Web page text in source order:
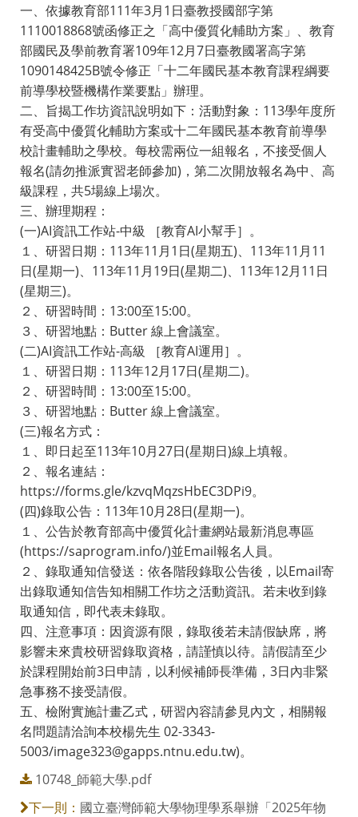
一、依據教育部111年3月1日臺教授國部字第
1110018868號函修正之「高中優質化輔助方案」、教育
部國民及學前教育署109年12月7日臺教國署高字第
1090148425B號令修正「十二年國民基本教育課程綱要
前導學校暨機構作業要點」辦理。
二、旨揭工作坊資訊說明如下：活動對象：113學年度所
有受高中優質化輔助方案或十二年國民基本教育前導學
校計畫輔助之學校。每校需兩位一組報名，不接受個人
報名(請勿推派實習老師參加)，第二次開放報名為中、高
級課程，共5場線上場次。
三、辦理期程：
(一)AI資訊工作站-中級 ［教育AI小幫手］。
１、研習日期：113年11月1日(星期五)、113年11月11
日(星期一)、113年11月19日(星期二)、113年12月11日
(星期三)。
２、研習時間：13:00至15:00。
３、研習地點：Butter 線上會議室。
(二)AI資訊工作站-高級 ［教育AI運用］。
１、研習日期：113年12月17日(星期二)。
２、研習時間：13:00至15:00。
３、研習地點：Butter 線上會議室。
(三)報名方式：
１、即日起至113年10月27日(星期日)線上填報。
２、報名連結：
https://forms.gle/kzvqMqzsHbEC3DPi9。
(四)錄取公告：113年10月28日(星期一)。
１、公告於教育部高中優質化計畫網站最新消息專區
(https://saprogram.info/)並Email報名人員。
２、錄取通知信發送：依各階段錄取公告後，以Email寄
出錄取通知信告知相關工作坊之活動資訊。若未收到錄
取通知信，即代表未錄取。
四、注意事項：因資源有限，錄取後若未請假缺席，將
影響未來貴校研習錄取資格，請謹慎以待。請假請至少
於課程開始前3日申請，以利候補師長準備，3日內非緊
急事務不接受請假。
五、檢附實施計畫乙式，研習內容請參見內文，相關報
名問題請洽詢本校楊先生 02-3343-
5003/image323@gapps.ntnu.edu.tw)。
10748_師範大學.pdf
下一則： 國立臺灣師範大學物理學系舉辦「2025年物